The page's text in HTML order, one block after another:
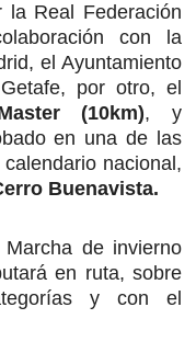
la Real Federación
con la
el Ayuntamiento
por otro, el
(10km), y
en una de las
nacional,
Buenavista.
de invierno
en ruta, sobre
y con el